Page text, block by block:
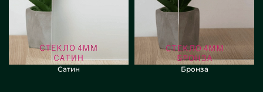
Сатин Бронза